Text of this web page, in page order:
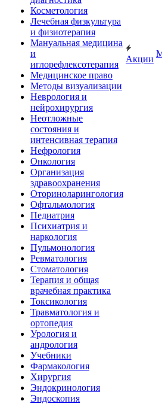
Косметология
Лечебная физкультура
и физиотерапия
Мануальная медицина
и
иглорефлексотерапия
Медицинское право
Методы визуализации
Неврология и
нейрохирургия
Неотложные
состояния и
интенсивная терапия
Нефрология
Онкология
Организация
здравоохранения
Оториноларингология
Офтальмология
Педиатрия
Психиатрия и
наркология
Пульмонология
Ревматология
Стоматология
Терапия и общая
врачебная практика
Токсикология
Травматология и
ортопедия
Урология и
андрология
Учебники
Фармакология
Хирургия
Эндокринология
Эндоскопия
Акции